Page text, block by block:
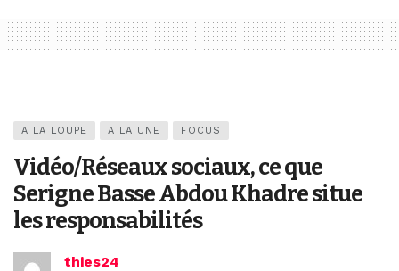
A LA LOUPE A LA UNE FOCUS
Vidéo/Réseaux sociaux, ce que
Serigne Basse Abdou Khadre situe
les responsabilités
thies24